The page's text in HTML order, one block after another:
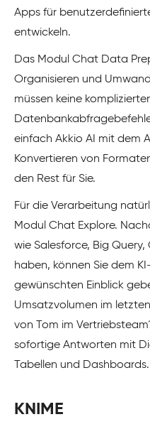
Apps für
entwickeln.
Das Modul Chat Data
Organisieren und
müssen keine
einfach Akkio AI mit dem
Konvertieren von
den Rest für Sie.
Für die Verarbeitung
Modul Chat Explore.
wie Salesforce, Big
haben, können Sie dem
gewünschten Einblick
Umsatzvolumen im
von Tom im
sofortige Antworten mit
Tabellen und Dashboards.
KNIME